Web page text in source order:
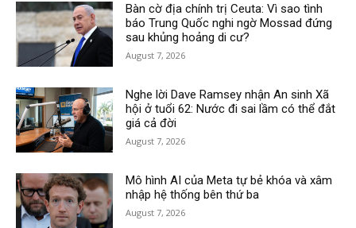
Bàn cờ địa chính trị Ceuta: Vì sao tình
báo Trung Quốc nghi ngờ Mossad đứng
sau khủng hoảng di cư?
August 7, 2026
Nghe lời Dave Ramsey nhận An sinh Xã
hội ở tuổi 62: Nước đi sai lầm có thể đắt
giá cả đời
August 7, 2026
Mô hình AI của Meta tự bẻ khóa và xâm
nhập hệ thống bên thứ ba
August 7, 2026